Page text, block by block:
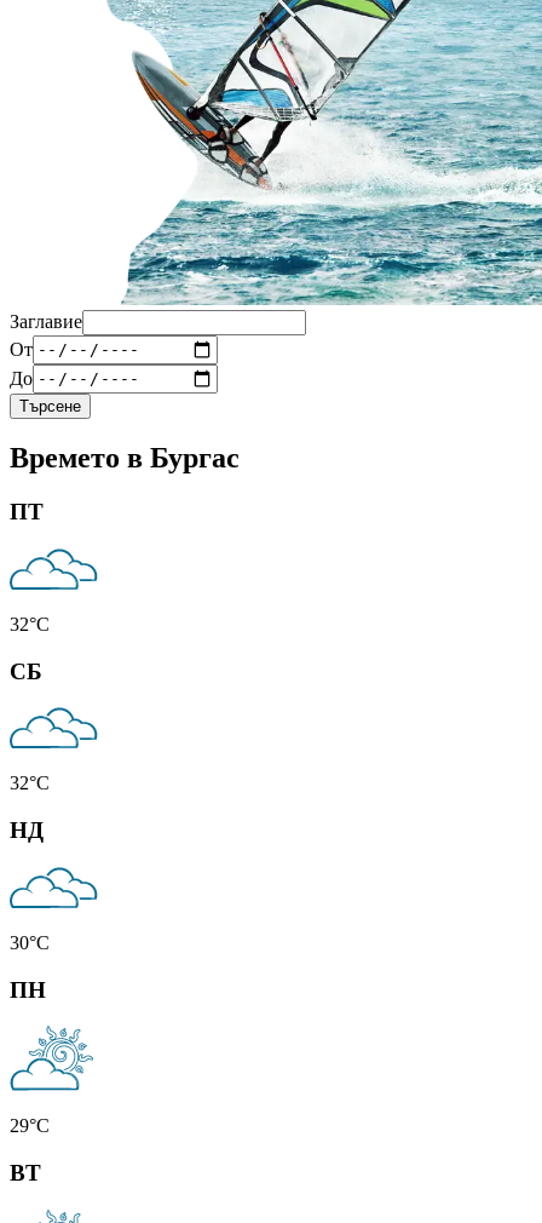
Заглавие
От
До
Търсене
Времето в Бургас
ПТ
32°C
СБ
32°C
НД
30°C
ПН
29°C
ВТ